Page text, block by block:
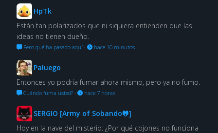
HpTk
Están tan polarizados que ni siquiera entienden que las
ideas no tienen dueño.
Pero qué ha pasado aquí· hace 10 minutos
Paluego
Entonces yo podría fumar ahora mismo, pero ya no fumo.
Cuándo fuma usted?· hace 7 horas
SERGIO [Army of Sobando🐸]
Hoy en la nave del misterio: ¿Por qué cojones no funciona